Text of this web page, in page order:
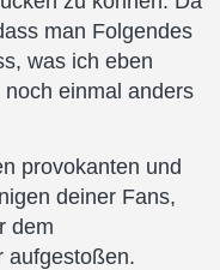
man Folgendes
was ich eben
einmal anders
provokanten und
deiner Fans,
dem
aufgestoßen.